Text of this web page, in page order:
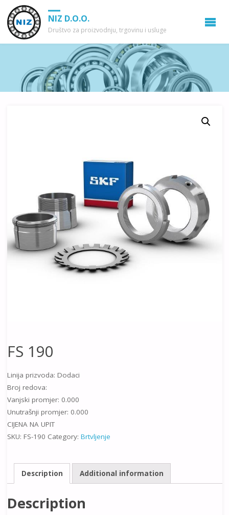
NIZ D.O.O.
Društvo za proizvodnju, trgovinu i usluge
FS 190
Linija prizvoda: Dodaci
Broj redova:
Vanjski promjer: 0.000
Unutrašnji promjer: 0.000
CIJENA NA UPIT
SKU: FS-190 Category: Brtvljenje
Description Additional information
Description